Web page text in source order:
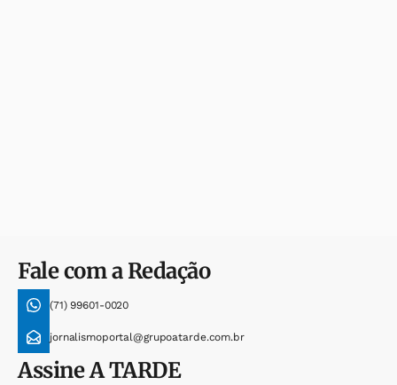
Fale com a Redação
(71) 99601-0020
jornalismoportal@grupoatarde.com.br
AssineA TARDE